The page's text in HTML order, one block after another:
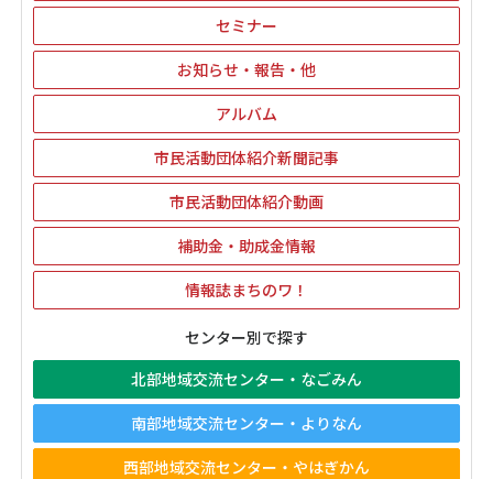
セミナー
お知らせ・報告・他
アルバム
市民活動団体紹介新聞記事
市民活動団体紹介動画
補助金・助成金情報
情報誌まちのワ！
センター別で探す
北部地域交流センター・なごみん
南部地域交流センター・よりなん
西部地域交流センター・やはぎかん